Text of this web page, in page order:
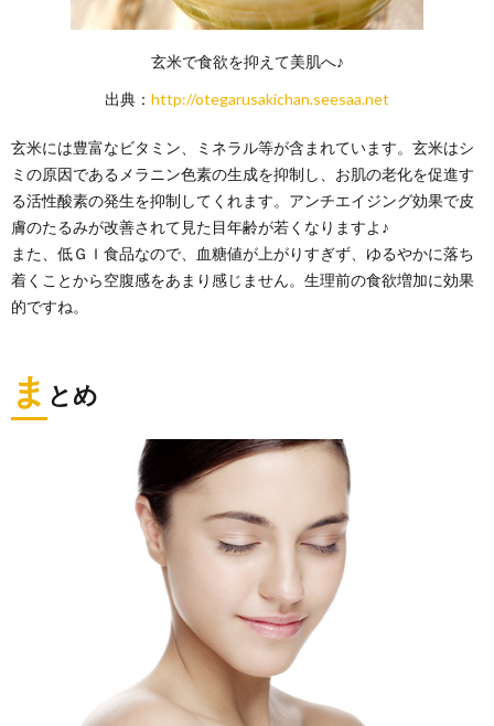
玄米で食欲を抑えて美肌へ♪
出典： http://otegarusakichan.seesaa.net
玄米には豊富なビタミン、ミネラル等が含まれています。玄米はシ
ミの原因であるメラニン色素の生成を抑制し、お肌の老化を促進す
る活性酸素の発生を抑制してくれます。アンチエイジング効果で皮
膚のたるみが改善されて見た目年齢が若くなりますよ♪
また、低ＧＩ食品なので、血糖値が上がりすぎず、ゆるやかに落ち
着くことから空腹感をあまり感じません。生理前の食欲増加に効果
的ですね。
ま とめ